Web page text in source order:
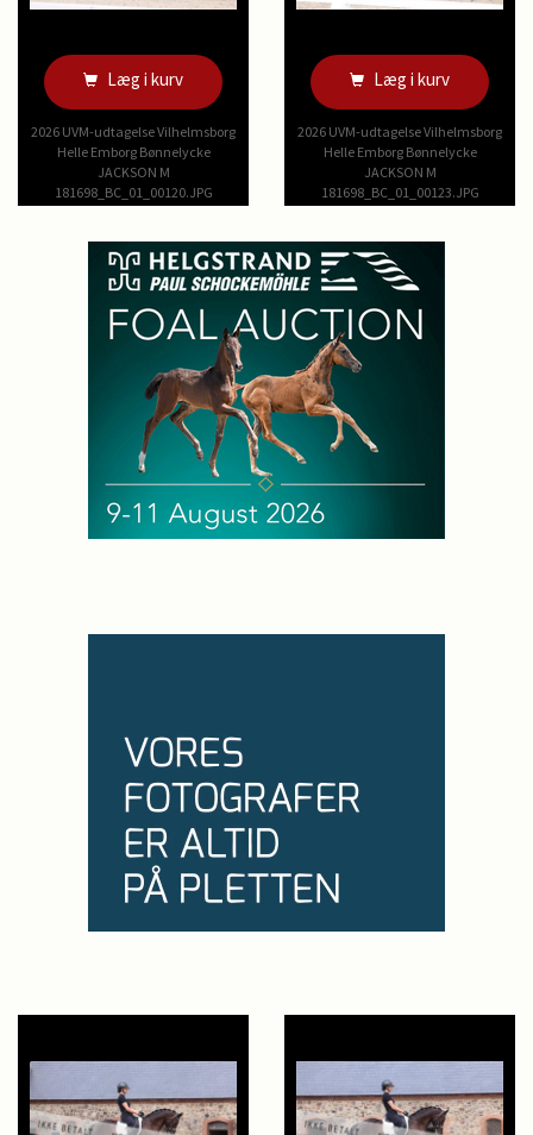
Læg i kurv
2026 UVM-udtagelse Vilhelmsborg
Helle Emborg Bønnelycke
JACKSON M
181698_BC_01_00120.JPG
Læg i kurv
2026 UVM-udtagelse Vilhelmsborg
Helle Emborg Bønnelycke
JACKSON M
181698_BC_01_00123.JPG